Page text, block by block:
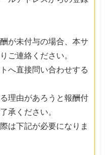
が未付与の場合、本サ
ご連絡ください。
へ直接問い合わせする
理由があろうと報酬付
承ください。
は下記が必要になりま